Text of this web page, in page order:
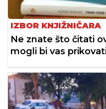
IZBOR KNJIŽNIČARA
Ne znate što čitati
mogli bi vas